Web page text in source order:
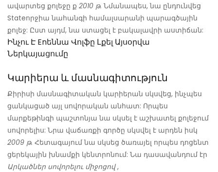
ավարտեց քոլեջը ք 2010 թ. Նմանապես, նա ընդունվեց
Stateորջիա նահանգի համալսարանի պարագծային
քոլեջ: Ըստ այդմ, նա ստացել է բակալավրի աստիճան:
Ինչու Է Enեննա Վոլֆը Լքել Այսօրվա
Ներկայացումը
Կարիերա և մասնագիտություն
Քիրիսի մասնագիտական ​​կարիերան սկսվեց, ինչպես
ցանկացած այլ սովորական անհատ: Որպես
մարքեթինգի պաշտոնյա նա սկսել է աշխատել քոլեջում
սովորելիս: Նրա վաճառքի գործը սկսվել է արդեն իսկ
2009 թ. Հետագայում նա սկսեց ծառայել որպես դոցենտ
ցերեկային խնամքի կենտրոնում: Նա դասավանդում էր
Արկածներ սովորելու միջոցով,